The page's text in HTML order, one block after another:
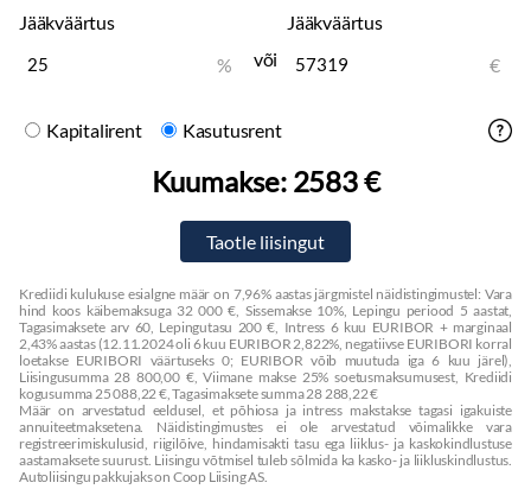
Jääkväärtus
%
või
Jääkväärtus
€
Kapitalirent Kasutusrent
Kuumakse: 2583 €
Krediidi kulukuse esialgne määr on 7,96% aastas järgmistel näidistingimustel: Vara
hind koos käibemaksuga 32 000 €, Sissemakse 10%, Lepingu periood 5 aastat,
Tagasimaksete arv 60, Lepingutasu 200 €, Intress 6 kuu EURIBOR + marginaal
2,43% aastas (12.11.2024 oli 6 kuu EURIBOR 2,822%, negatiivse EURIBORI korral
loetakse EURIBORI väärtuseks 0; EURIBOR võib muutuda iga 6 kuu järel),
Liisingusumma 28 800,00 €, Viimane makse 25% soetusmaksumusest, Krediidi
kogusumma 25 088,22 €, Tagasimaksete summa 28 288,22 €
Määr on arvestatud eeldusel, et põhiosa ja intress makstakse tagasi igakuiste
annuiteetmaksetena. Näidistingimustes ei ole arvestatud võimalikke vara
registreerimiskulusid, riigilõive, hindamisakti tasu ega liiklus- ja kaskokindlustuse
aastamaksete suurust. Liisingu võtmisel tuleb sõlmida ka kasko- ja liikluskindlustus.
Autoliisingu pakkujaks on Coop Liising AS.